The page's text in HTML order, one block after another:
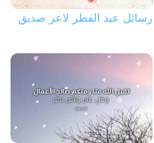
رسائل عيد الفطر لاعز صديق